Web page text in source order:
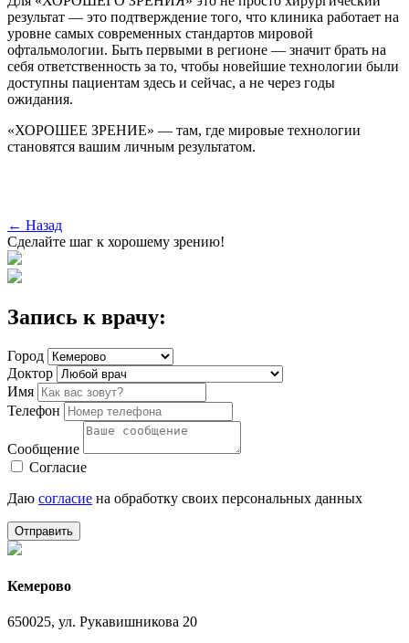
результат — это подтверждение того, что клиника работает на
уровне самых современных стандартов мировой
офтальмологии. Быть первыми в регионе — значит брать на
себя ответственность за то, чтобы новейшие технологии были
доступны пациентам здесь и сейчас, а не через годы
ожидания.
«ХОРОШЕЕ ЗРЕНИЕ» — там, где мировые технологии
становятся вашим личным результатом.
← Назад
Сделайте шаг к хорошему зрению!
Запись к врачу:
Город
Доктор
Имя
Телефон
Сообщение
Согласие
Даю согласие на обработку своих персональных данных
Отправить
Кемерово
650025, ул. Рукавишникова 20